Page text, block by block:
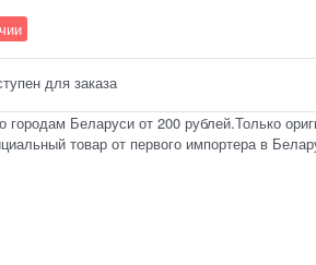
для заказа
городам Беларуси от 200 рублей.Только
товар от первого импортера в